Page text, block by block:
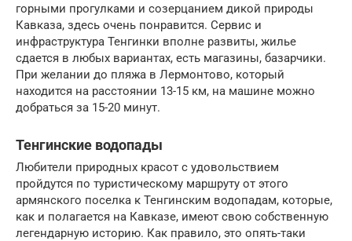
горными прогулками и созерцанием дикой природы
Кавказа, здесь очень понравится. Сервис и
инфраструктура Тенгинки вполне развиты, жилье
сдается в любых вариантах, есть магазины, базарчики.
При желании до пляжа в Лермонтово, который
находится на расстоянии 13-15 км, на машине можно
добраться за 15-20 минут.
Тенгинские водопады
Любители природных красот с удовольствием
пройдутся по туристическому маршруту от этого
армянского поселка к Тенгинским водопадам, которые,
как и полагается на Кавказе, имеют свою собственную
легендарную историю. Как правило, это опять-таки